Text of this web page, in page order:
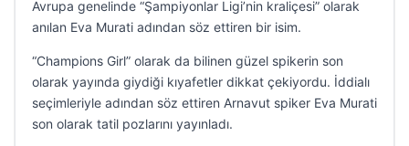
Avrupa genelinde “Şampiyonlar Ligi’nin kraliçesi” olarak
anılan Eva Murati adından söz ettiren bir isim.
“Champions Girl” olarak da bilinen güzel spikerin son
olarak yayında giydiği kıyafetler dikkat çekiyordu. İddialı
seçimleriyle adından söz ettiren Arnavut spiker Eva Murati
son olarak tatil pozlarını yayınladı.